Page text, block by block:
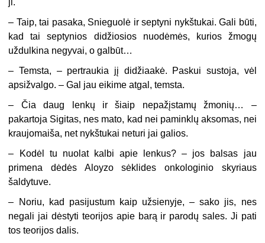
– Taip, tai pasaka, Snieguolė ir septyni nykštukai. Gali būti,
kad tai septynios didžiosios nuodėmės, kurios žmogų
uždulkina negyvai, o galbūt…
–Temsta, – pertraukia jį didžiaakė. Paskui sustoja, vėl
apsižvalgo. – Gal jau eikime atgal, temsta.
– Čia daug lenkų ir šiaip nepažįstamų žmonių… –
pakartoja Sigitas, nes mato, kad nei paminklų aksomas, nei
kraujomaiša, net nykštukai neturi jai galios.
–
Kodėl tu nuolat kalbi apie lenkus? – jos balsas jau
primena dėdės Aloyzo sėklides onkologinio skyriaus
šaldytuve.
–
Noriu, kad pasijustum kaip užsienyje, – sako jis, nes
negali jai dėstyti teorijos apie barą ir parodų sales. Ji pati
tos teorijos dalis.